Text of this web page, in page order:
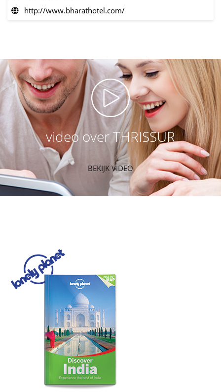
http://www.bharathotel.com/
video over THRISSUR
BEKIJK VIDEO